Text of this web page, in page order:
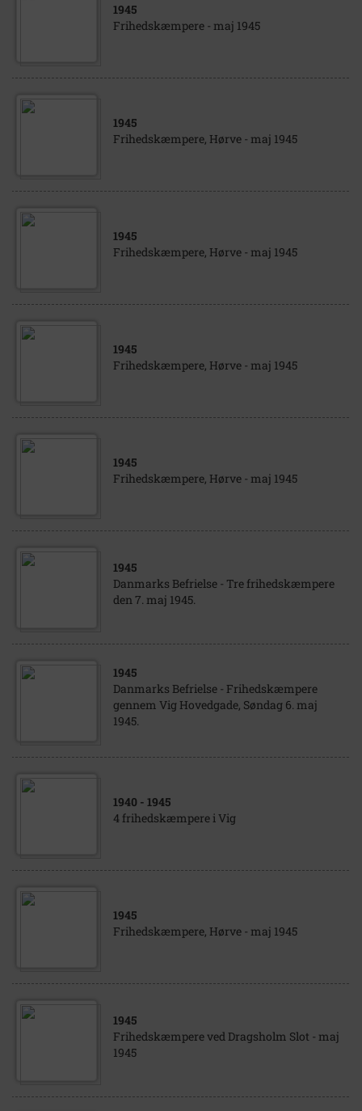
1945
Frihedskæmpere - maj 1945
1945
Frihedskæmpere, Hørve - maj 1945
1945
Frihedskæmpere, Hørve - maj 1945
1945
Frihedskæmpere, Hørve - maj 1945
1945
Frihedskæmpere, Hørve - maj 1945
1945
Danmarks Befrielse - Tre frihedskæmpere
den 7. maj 1945.
1945
Danmarks Befrielse - Frihedskæmpere
gennem Vig Hovedgade, Søndag 6. maj
1945.
1940 - 1945
4 frihedskæmpere i Vig
1945
Frihedskæmpere, Hørve - maj 1945
1945
Frihedskæmpere ved Dragsholm Slot - maj
1945